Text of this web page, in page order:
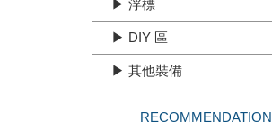
▶ 浮標
▶ DIY 區
▶ 其他裝備
RECOMMENDATION